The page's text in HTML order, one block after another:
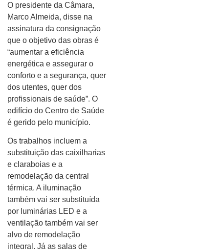
O presidente da Câmara,
Marco Almeida, disse na
assinatura da consignação
que o objetivo das obras é
“aumentar a eficiência
energética e assegurar o
conforto e a segurança, quer
dos utentes, quer dos
profissionais de saúde”. O
edifício do Centro de Saúde
é gerido pelo município.
Os trabalhos incluem a
substituição das caixilharias
e claraboias e a
remodelação da central
térmica. A iluminação
também vai ser substituída
por luminárias LED e a
ventilação também vai ser
alvo de remodelação
integral. Já as salas de